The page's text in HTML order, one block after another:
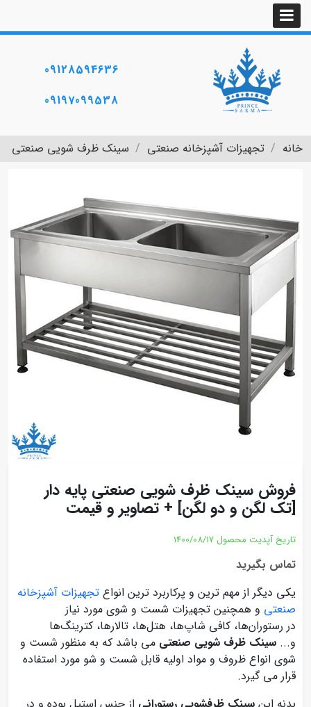
09128594636
09197099538
خانه تجهیزات آشپزخانه صنعتی سینک ظرف شویی صنعتی
فروش سینک ظرف شویی صنعتی پایه دار
[تک لگن و دو لگن] + تصاویر و قیمت
تاریخ آپدیت محصول 1400/08/17
تماس بگیرید
یکی دیگر از مهم ترین و پرکاربرد ترین انواع تجهیزات آشپزخانه
صنعتی و همچنین تجهیزات شست و شوی مورد نیاز
در رستوران‌ها، کافی شاپ‌ها، هتل‌ها، تالارها، کترینگ‌ها
و... سینک ظرف شویی صنعتی می باشد که به منظور شست و
شوی انواع ظروف و مواد اولیه قابل شست و شو مورد استفاده
قرار می گیرد.